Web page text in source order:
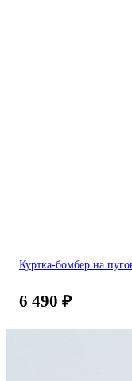
Куртка-бомбер на
6 490 ₽